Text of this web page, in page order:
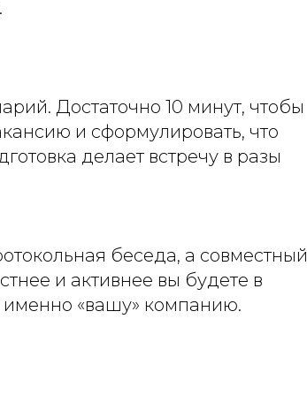
Достаточно 10 минут, чтобы
и сформулировать, что
делает встречу в разы
беседа, а совместный
и активнее вы будете в
именно «вашу» компанию.